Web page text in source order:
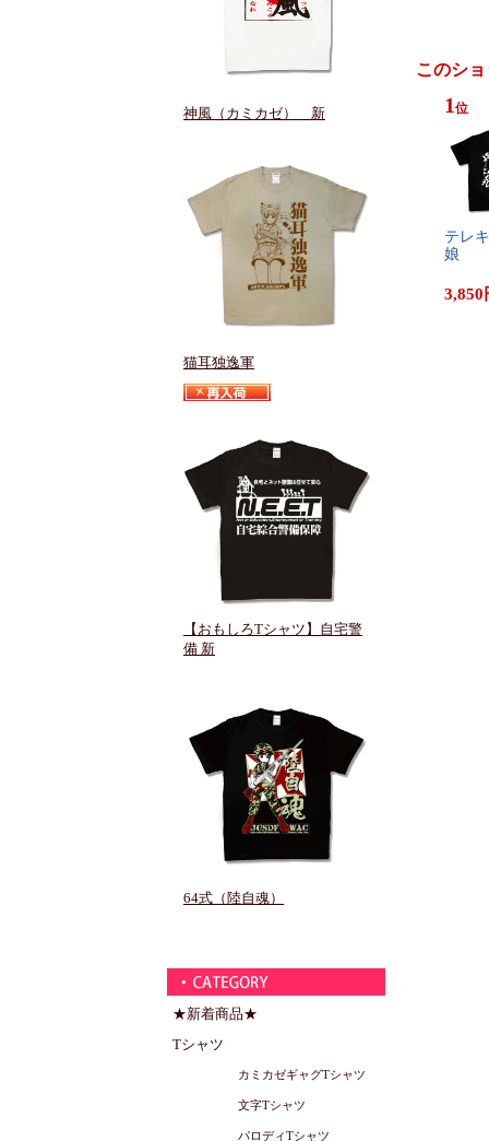
このシ
1 位
テ​レ​
娘
3,850